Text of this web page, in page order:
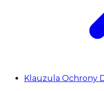
Klauzula Ochrony